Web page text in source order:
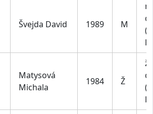
Švejda David 1989 M
Matysová
Michala
1984 Ž